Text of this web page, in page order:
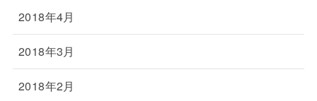
2018年4月
2018年3月
2018年2月